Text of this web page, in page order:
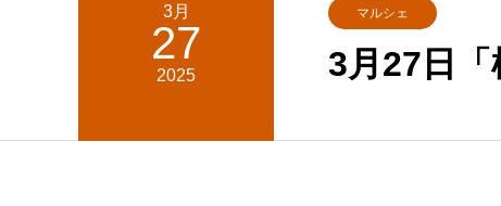
3月
27
2025
マルシェ
3月27日「